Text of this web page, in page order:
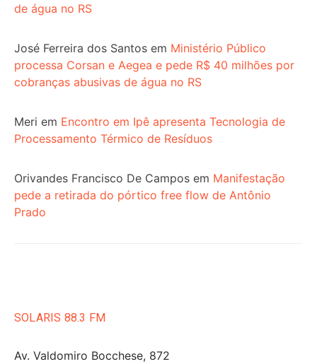
de água no RS
José Ferreira dos Santos em Ministério Público
processa Corsan e Aegea e pede R$ 40 milhões por
cobranças abusivas de água no RS
Meri em Encontro em Ipê apresenta Tecnologia de
Processamento Térmico de Resíduos
Orivandes Francisco De Campos em Manifestação
pede a retirada do pórtico free flow de Antônio
Prado
SOLARIS 88.3 FM
Av. Valdomiro Bocchese, 872